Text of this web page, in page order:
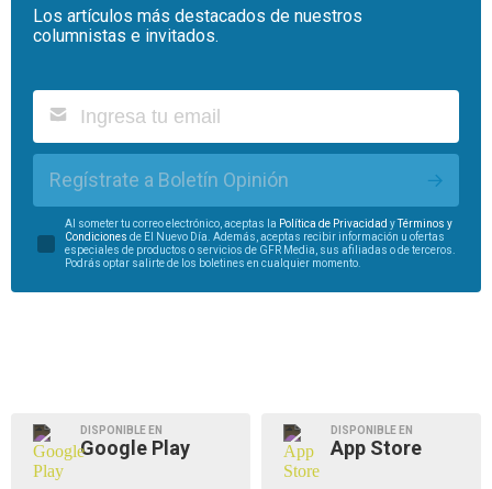
Los artículos más destacados de nuestros
columnistas e invitados.
Regístrate a Boletín Opinión
Al someter tu correo electrónico, aceptas la Política de Privacidad yTérminos y
Condiciones de El Nuevo Día. Además, aceptas recibir información u ofertas
especiales de productos o servicios de GFR Media, sus afiliadas o de terceros.
Podrás optar salirte de los boletines en cualquier momento.
DISPONIBLE EN
Google Play
DISPONIBLE EN
App Store